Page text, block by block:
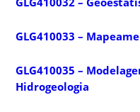
GLG410033 –
GLG410035 –
Hidrogeologia